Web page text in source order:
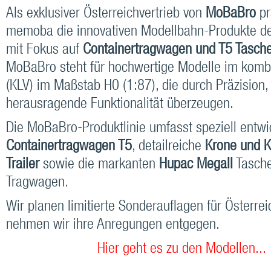
Als exklusiver Österreichvertrieb von MoBaBro
memoba die innovativen Modellbahn-Produkte
mit Fokus auf Containertragwagen und T5
MoBaBro steht für hochwertige Modelle im
(KLV) im Maßstab H0 (1:87), die durch
herausragende Funktionalität überzeugen.
Die MoBaBro-Produktlinie umfasst speziell
Containertragwagen T5, detailreiche Krone und
Trailersowie die markanten Hupac MegaII
Tragwagen.
Wir planen limitierte Sonderauflagen für
nehmen wir ihre Anregungen entgegen.
Hier geht es zu den Modellen...